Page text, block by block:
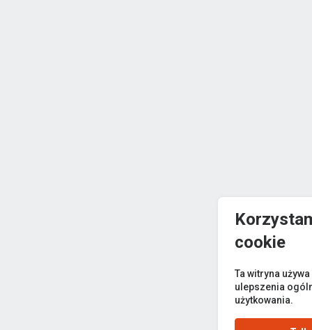
cookie
Ta witryna
ulepszenia
użytkowania.